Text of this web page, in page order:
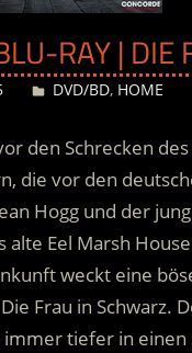
RAY | DIE
Desiree
DVD/BD, HOME
den Schrecken
die vor den
Hogg und der
alte Eel Marsh
weckt eine
Frau in Schwarz.
immer tiefer in